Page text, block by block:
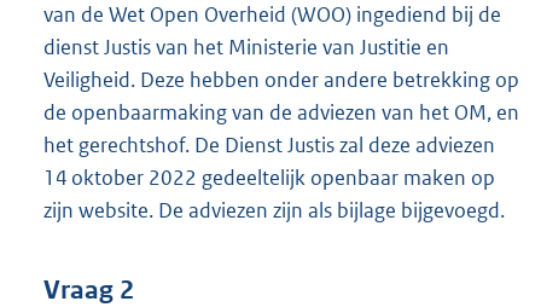
van de Wet Open Overheid (WOO) ingediend bij de
dienst Justis van het Ministerie van Justitie en
Veiligheid. Deze hebben onder andere betrekking op
de openbaarmaking van de adviezen van het OM, en
het gerechtshof. De Dienst Justis zal deze adviezen
14 oktober 2022 gedeeltelijk openbaar maken op
zijn website. De adviezen zijn als bijlage bijgevoegd.
Vraag 2